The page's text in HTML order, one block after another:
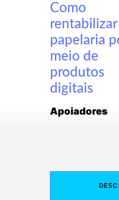
Como
rentabilizar
papelaria
meio de
produtos
digitais
Apoiadores